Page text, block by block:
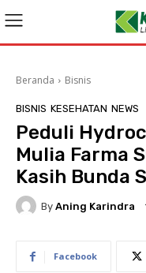
Beranda Bisnis
BISNIS KESEHATAN NEWS
Peduli
Mulia Farma
Kasih Bunda
By Aning Karindra
Facebook